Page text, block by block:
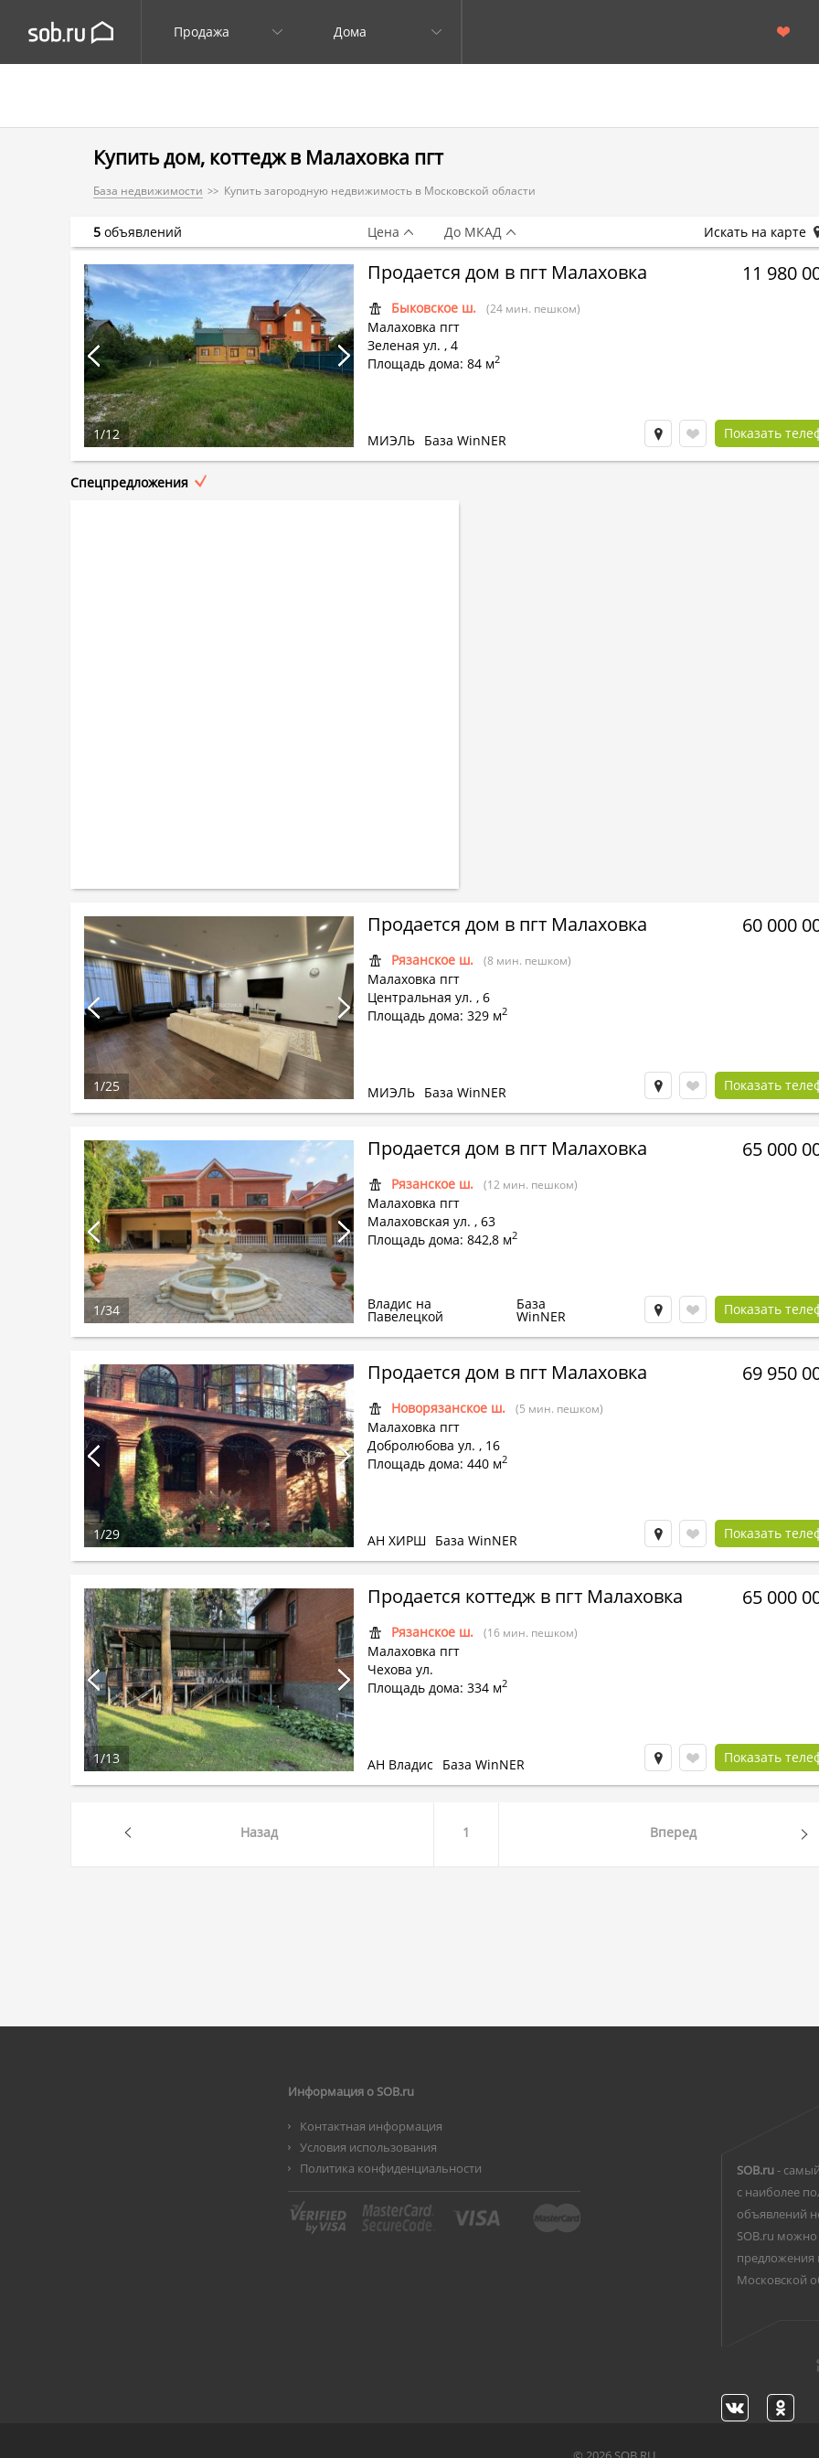
Продажа Дома
Купить дом, коттедж в Малаховка пгт
База недвижимости Купить загородную недвижимость в Московской области
Продается дом в пгт Малаховка
Быковское ш. (24 мин. пешком)
Малаховка пгт
Зеленая ул. , 4
Площадь дома: 84 м2
11 980
МИЭЛЬ База WinNER Показать
1/12
Спецпредложения
Продается дом в пгт Малаховка
Рязанское ш. (8 мин. пешком)
Малаховка пгт
Центральная ул. , 6
Площадь дома: 329 м2
60 000
МИЭЛЬ База WinNER Показать
1/25
Продается дом в пгт Малаховка
Рязанское ш. (12 мин. пешком)
Малаховка пгт
Малаховская ул. , 63
Площадь дома: 842,8 м2
65 000
Владис на
Павелецкой
База
WinNER Показать
1/34
Продается дом в пгт Малаховка
Новорязанское ш. (5 мин. пешком)
Малаховка пгт
Добролюбова ул. , 16
Площадь дома: 440 м2
69 950
АН ХИРШ База WinNER Показать
1/29
Продается коттедж в пгт Малаховка
Рязанское ш. (16 мин. пешком)
Малаховка пгт
Чехова ул.
Площадь дома: 334 м2
65 000
АН Владис База WinNER Показать
1/13
5 объявлений Цена До МКАД Искать на карте
Назад 1 Вперед
Информация о SOB.ru
Контактная информация
Условия использования
Политика конфиденциальности
SOB.ru-
с наиболее
объявлений
SOB.ru можно
Московской